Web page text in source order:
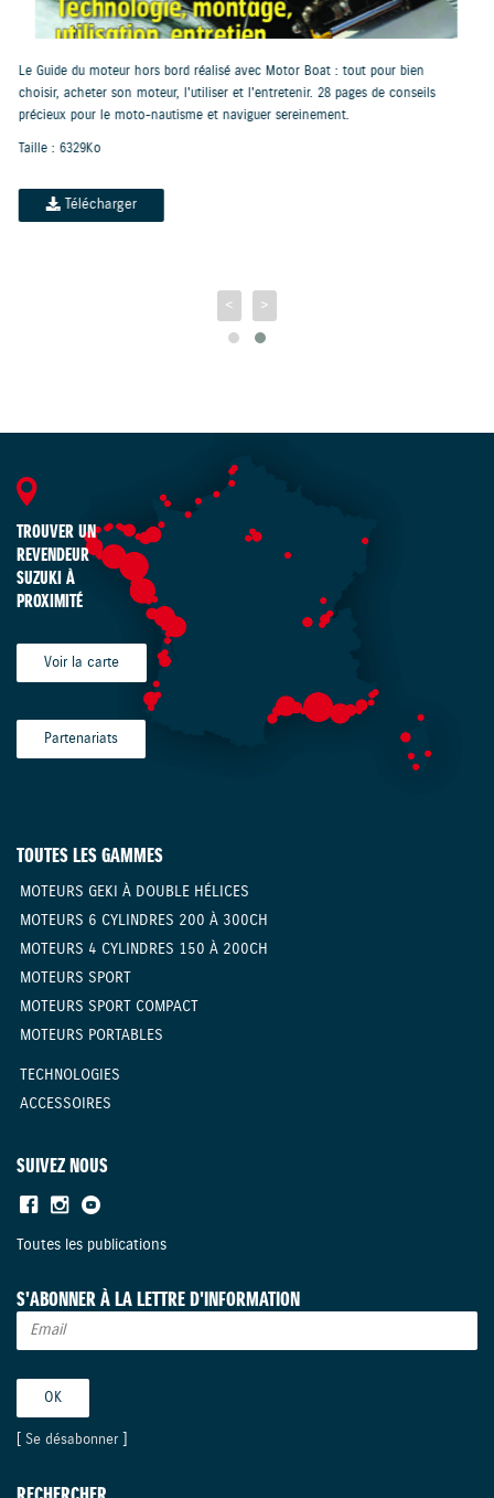
: tout pour bien
28 pages de conseils
25% de réduction sur la gamme portable de 2,5 à
< >
TROUVER UN
REVENDEUR
SUZUKI À
PROXIMITÉ
Voir la carte
Partenariats
TOUTES LES GAMMES
MOTEURS GEKI À DOUBLE HÉLICES
MOTEURS 6 CYLINDRES 200 À 300CH
MOTEURS 4 CYLINDRES 150 À 200CH
MOTEURS SPORT
MOTEURS SPORT COMPACT
MOTEURS PORTABLES
TECHNOLOGIES
ACCESSOIRES
SUIVEZ NOUS
Toutes les publications
S'ABONNER À LA LETTRE D'INFORMATION
Se désabonner